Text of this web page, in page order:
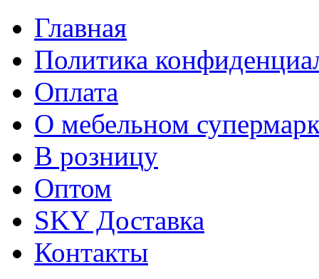
Главная
Политика
Оплата
О мебельном
В розницу
Оптом
SKY Доставка
Контакты